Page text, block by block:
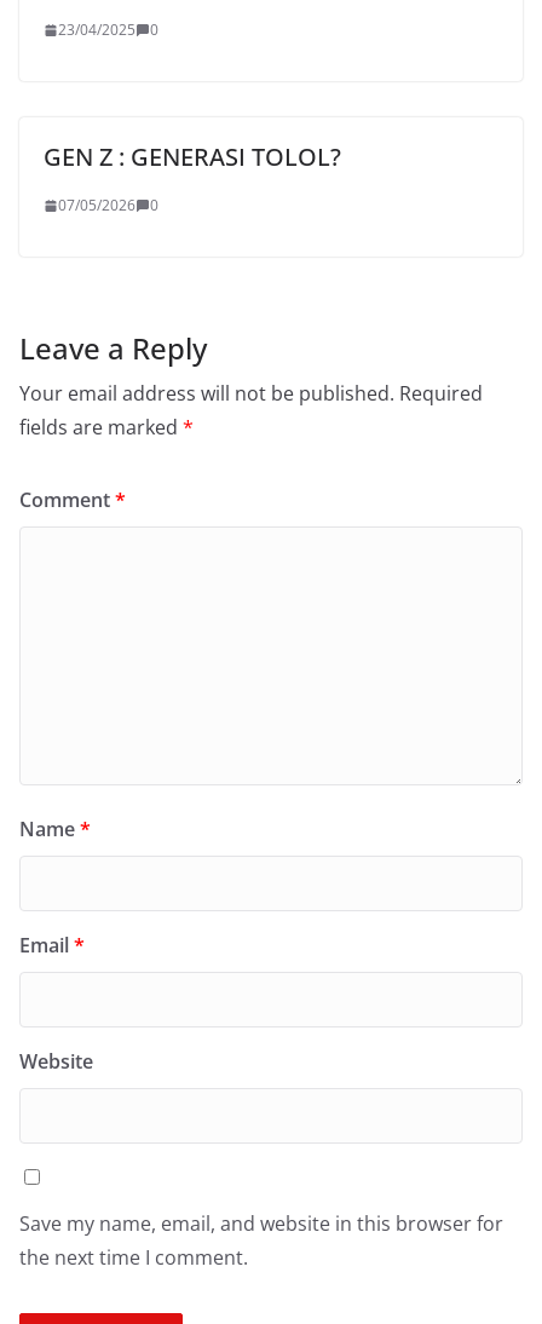
23/04/2025 0
GEN Z : GENERASI TOLOL?
07/05/2026 0
Leave a Reply
Your email address will not be published. Required
fields are marked *
Comment*
Name*
Email*
Website
Save my name, email, and website in this browser for
the next time I comment.